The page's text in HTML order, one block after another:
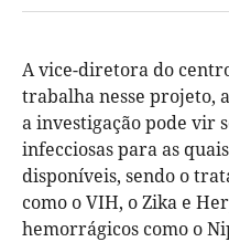
A vice-diretora do
trabalha nesse projeto,
a investigação pode vir
infecciosas para as
disponíveis, sendo o
como o VIH, o Zika e
hemorrágicos como o